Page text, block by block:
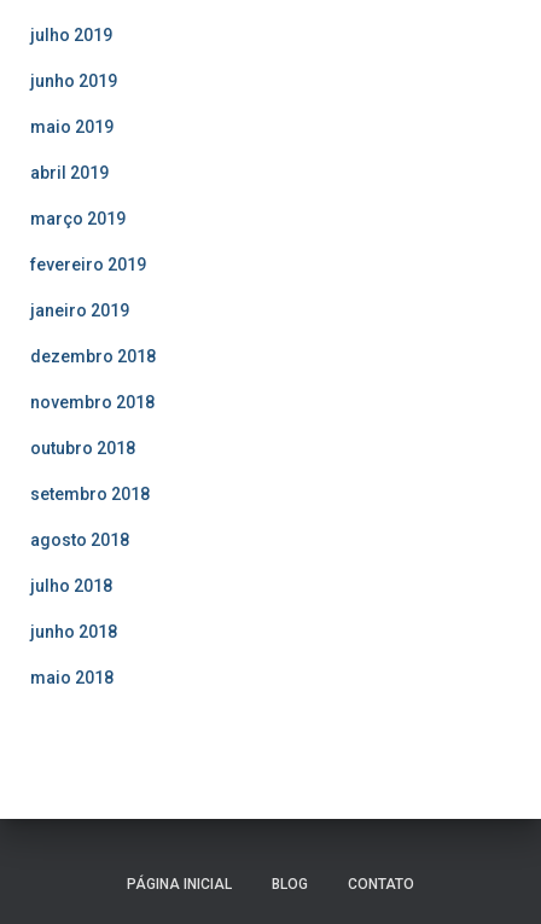
julho 2019
junho 2019
maio 2019
abril 2019
março 2019
fevereiro 2019
janeiro 2019
dezembro 2018
novembro 2018
outubro 2018
setembro 2018
agosto 2018
julho 2018
junho 2018
maio 2018
PÁGINA INICIAL BLOG CONTATO